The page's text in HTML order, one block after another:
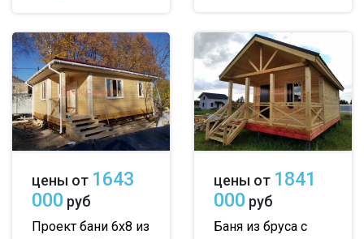
цены от 1643
000 руб
Проект бани 6х8 из
цены от 1841
000 руб
Баня из бруса с